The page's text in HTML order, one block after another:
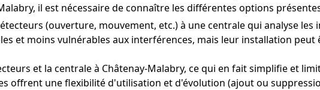
il est nécessaire de connaître les différentes options
(ouverture, mouvement, etc.) à une centrale qui analyse
et moins vulnérables aux interférences, mais leur installation peut
et la centrale à Châtenay-Malabry, ce qui en fait simplifie et
offrent une flexibilité d'utilisation et d'évolution (ajout ou